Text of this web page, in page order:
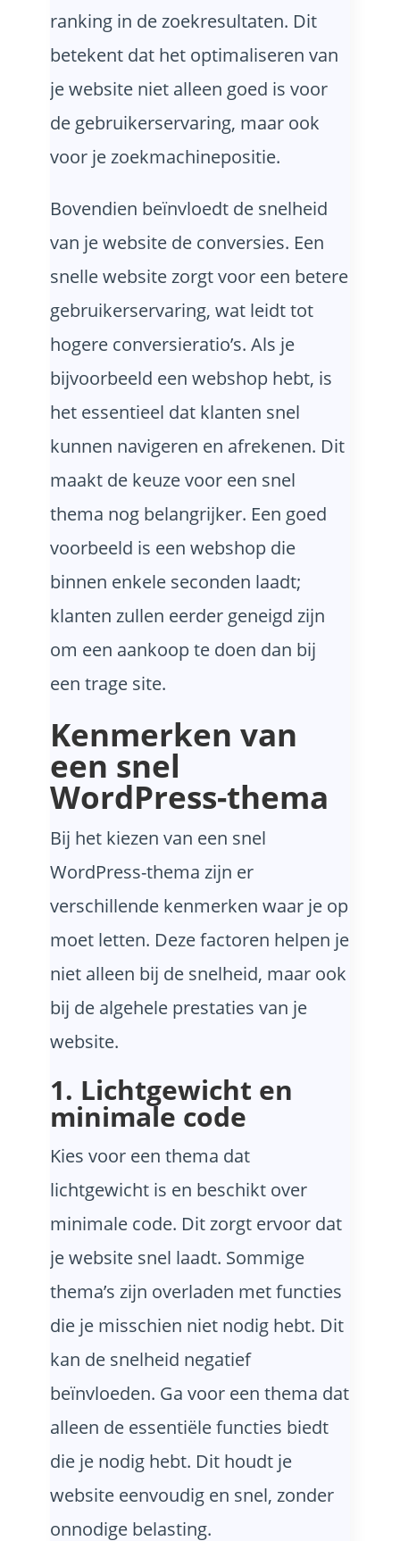
ranking in de zoekresultaten. Dit
betekent dat het optimaliseren van
je website niet alleen goed is voor
de gebruikerservaring, maar ook
voor je zoekmachinepositie.
Bovendien beïnvloedt de snelheid
van je website de conversies. Een
snelle website zorgt voor een betere
gebruikerservaring, wat leidt tot
hogere conversieratio’s. Als je
bijvoorbeeld een webshop hebt, is
het essentieel dat klanten snel
kunnen navigeren en afrekenen. Dit
maakt de keuze voor een snel
thema nog belangrijker. Een goed
voorbeeld is een webshop die
binnen enkele seconden laadt;
klanten zullen eerder geneigd zijn
om een aankoop te doen dan bij
een trage site.
Kenmerken van
een snel
WordPress-thema
Bij het kiezen van een snel
WordPress-thema zijn er
verschillende kenmerken waar je op
moet letten. Deze factoren helpen je
niet alleen bij de snelheid, maar ook
bij de algehele prestaties van je
website.
1. Lichtgewicht en
minimale code
Kies voor een thema dat
lichtgewicht is en beschikt over
minimale code. Dit zorgt ervoor dat
je website snel laadt. Sommige
thema’s zijn overladen met functies
die je misschien niet nodig hebt. Dit
kan de snelheid negatief
beïnvloeden. Ga voor een thema dat
alleen de essentiële functies biedt
die je nodig hebt. Dit houdt je
website eenvoudig en snel, zonder
onnodige belasting.